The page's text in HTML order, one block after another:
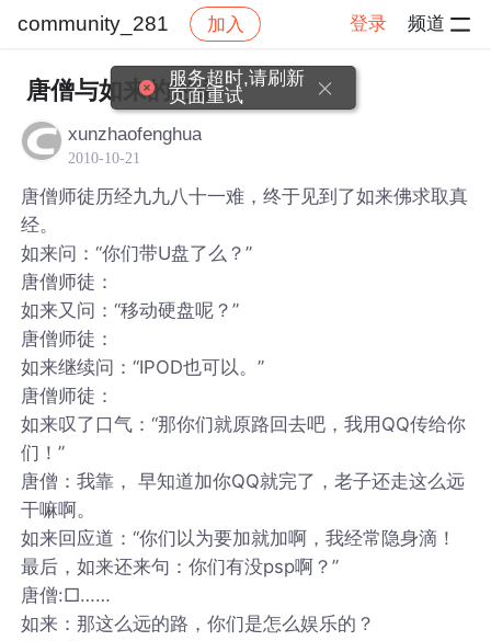
community_281 加入 登录 频道
社区 community_281 帖子详情
唐僧与如来的对话
xunzhaofenghua
2010-10-21
唐僧师徒历经九九八十一难，终于见到了如来佛求取真
经。
如来问：“你们带U盘了么？”
唐僧师徒：
如来又问：“移动硬盘呢？”
唐僧师徒：
如来继续问：“IPOD也可以。”
唐僧师徒：
如来叹了口气：“那你们就原路回去吧，我用QQ传给你
们！”
唐僧：我靠， 早知道加你QQ就完了，老子还走这么远
干嘛啊。
如来回应道：“你们以为要加就加啊，我经常隐身滴！
最后，如来还来句：你们有没psp啊？”
唐僧:□……
如来：那这么远的路，你们是怎么娱乐的？
服务超时,请刷新
页面重试